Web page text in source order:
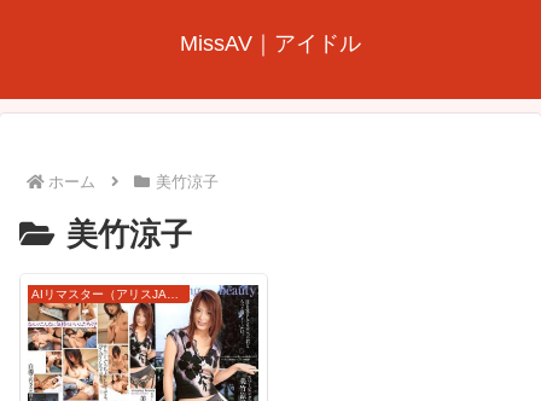
MissAV｜アイドル
ホーム 美竹涼子
美竹涼子
AIリマスター（アリスJAPAN）